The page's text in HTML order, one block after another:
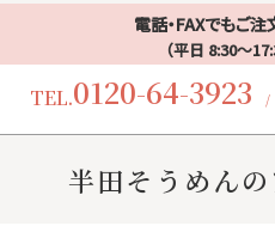
電話・FAXでもご注
（平日 8:30〜
TEL.0120-64-3923 /
半田そうめん